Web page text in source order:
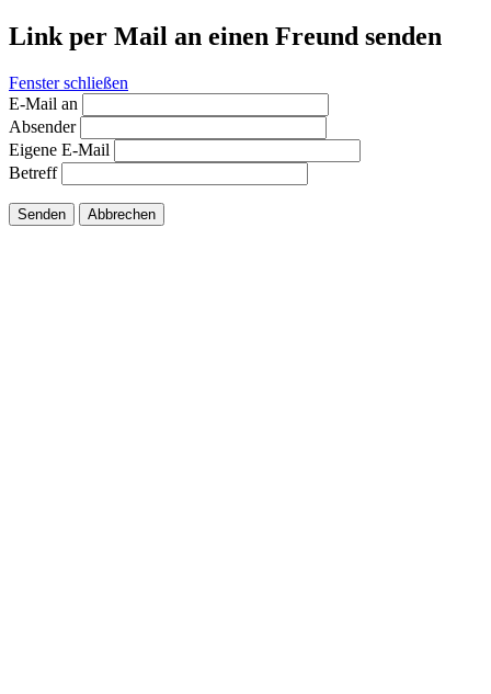
Link per Mail an einen Freund senden
Fenster schließen
E-Mail an
Absender
Eigene E-Mail
Betreff
Senden Abbrechen